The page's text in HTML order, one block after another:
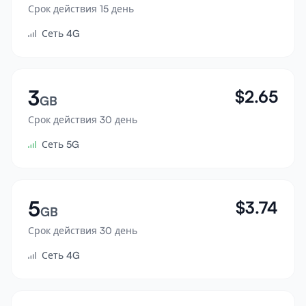
Срок действия 15 день
Сеть 4G
3GB
Срок действия 30 день
$2.65
Сеть 5G
5GB
Срок действия 30 день
$3.74
Сеть 4G